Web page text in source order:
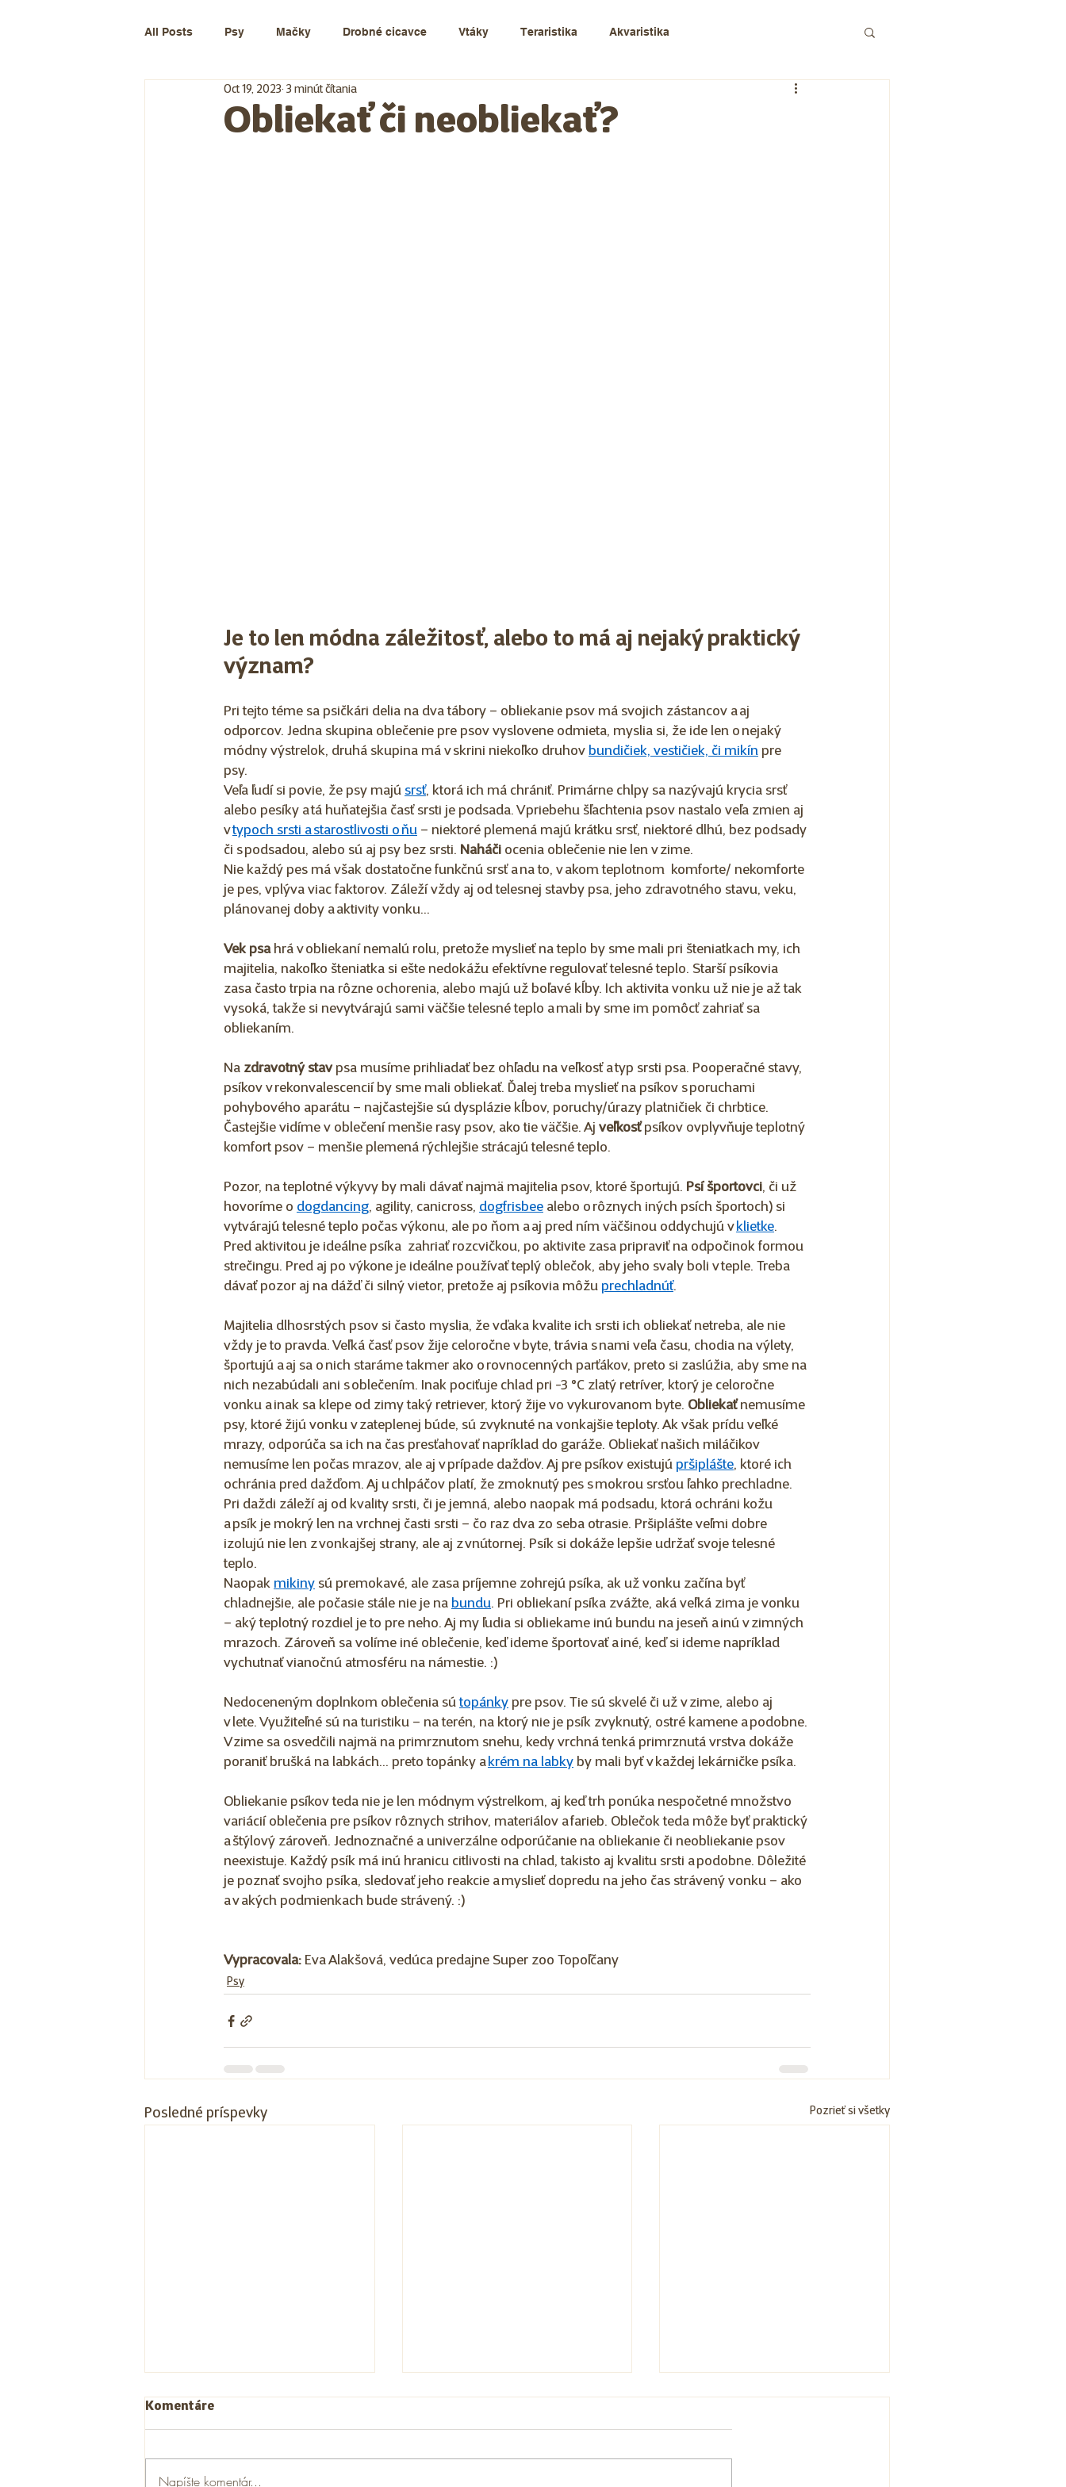
All Posts Psy Mačky Drobné cicavce Vtáky Teraristika Akvaristika
Obliekať či neobliekať?
Oct 19, 2023 3 minút čítania
Je to len módna záležitosť, alebo to má aj nejaký praktický
význam?
Pri tejto téme sa psičkári delia na dva tábory – obliekanie psov má svojich zástancov a aj
odporcov. Jedna skupina oblečenie pre psov vyslovene odmieta, myslia si, že ide len o nejaký
módny výstrelok, druhá skupina má v skrini niekoľko druhov bundičiek, vestičiek, či mikín pre
psy.
Veľa ľudí si povie, že psy majú srsť, ktorá ich má chrániť. Primárne chlpy sa nazývajú krycia srsť
alebo pesíky a tá huňatejšia časť srsti je podsada. V priebehu šľachtenia psov nastalo veľa zmien aj
v typoch srsti a starostlivosti o ňu – niektoré plemená majú krátku srsť, niektoré dlhú, bez podsady
či s podsadou, alebo sú aj psy bez srsti. Naháči ocenia oblečenie nie len v zime.
Nie každý pes má však dostatočne funkčnú srsť a na to, v akom teplotnom  komforte/ nekomforte
je pes, vplýva viac faktorov. Záleží vždy aj od telesnej stavby psa, jeho zdravotného stavu, veku,
plánovanej doby a aktivity vonku...
Vek psa hrá v obliekaní nemalú rolu, pretože myslieť na teplo by sme mali pri šteniatkach my, ich
majitelia, nakoľko šteniatka si ešte nedokážu efektívne regulovať telesné teplo. Starší psíkovia
zasa často trpia na rôzne ochorenia, alebo majú už boľavé kĺby. Ich aktivita vonku už nie je až tak
vysoká, takže si nevytvárajú sami väčšie telesné teplo a mali by sme im pomôcť zahriať sa
obliekaním.
Na zdravotný stav psa musíme prihliadať bez ohľadu na veľkosť a typ srsti psa. Pooperačné stavy,
psíkov v rekonvalescencií by sme mali obliekať. Ďalej treba myslieť na psíkov s poruchami
pohybového aparátu – najčastejšie sú dysplázie kĺbov, poruchy/úrazy platničiek či chrbtice.
Častejšie vidíme v oblečení menšie rasy psov, ako tie väčšie. Aj veľkosť psíkov ovplyvňuje teplotný
komfort psov – menšie plemená rýchlejšie strácajú telesné teplo.
Pozor, na teplotné výkyvy by mali dávať najmä majitelia psov, ktoré športujú. Psí športovci, či už
hovoríme o dogdancing, agility, canicross, dogfrisbee alebo o rôznych iných psích športoch) si
vytvárajú telesné teplo počas výkonu, ale po ňom a aj pred ním väčšinou oddychujú v klietke.
Pred aktivitou je ideálne psíka  zahriať rozcvičkou, po aktivite zasa pripraviť na odpočinok formou
strečingu. Pred aj po výkone je ideálne používať teplý oblečok, aby jeho svaly boli v teple. Treba
dávať pozor aj na dážď či silný vietor, pretože aj psíkovia môžu prechladnúť.
Majitelia dlhosrstých psov si často myslia, že vďaka kvalite ich srsti ich obliekať netreba, ale nie
vždy je to pravda. Veľká časť psov žije celoročne v byte, trávia s nami veľa času, chodia na výlety,
športujú a aj sa o nich staráme takmer ako o rovnocenných parťákov, preto si zaslúžia, aby sme na
nich nezabúdali ani s oblečením. Inak pociťuje chlad pri -3 °C zlatý retríver, ktorý je celoročne
vonku a inak sa klepe od zimy taký retriever, ktorý žije vo vykurovanom byte. Obliekať nemusíme
psy, ktoré žijú vonku v zateplenej búde, sú zvyknuté na vonkajšie teploty. Ak však prídu veľké
mrazy, odporúča sa ich na čas presťahovať napríklad do garáže. Obliekať našich miláčikov
nemusíme len počas mrazov, ale aj v prípade dažďov. Aj pre psíkov existujú pršiplášte, ktoré ich
ochránia pred dažďom. Aj u chlpáčov platí, že zmoknutý pes s mokrou srsťou ľahko prechladne.
Pri daždi záleží aj od kvality srsti, či je jemná, alebo naopak má podsadu, ktorá ochráni kožu
a psík je mokrý len na vrchnej časti srsti – čo raz dva zo seba otrasie. Pršiplášte veľmi dobre
izolujú nie len z vonkajšej strany, ale aj z vnútornej. Psík si dokáže lepšie udržať svoje telesné
teplo.
Naopak mikiny sú premokavé, ale zasa príjemne zohrejú psíka, ak už vonku začína byť
chladnejšie, ale počasie stále nie je na bundu. Pri obliekaní psíka zvážte, aká veľká zima je vonku
– aký teplotný rozdiel je to pre neho. Aj my ľudia si obliekame inú bundu na jeseň a inú v zimných
mrazoch. Zároveň sa volíme iné oblečenie, keď ideme športovať a iné, keď si ideme napríklad
vychutnať vianočnú atmosféru na námestie. :)
Nedoceneným doplnkom oblečenia sú topánky pre psov. Tie sú skvelé či už v zime, alebo aj
v lete. Využiteľné sú na turistiku – na terén, na ktorý nie je psík zvyknutý, ostré kamene a podobne.
V zime sa osvedčili najmä na primrznutom snehu, kedy vrchná tenká primrznutá vrstva dokáže
poraniť brušká na labkách... preto topánky a krém na labky by mali byť v každej lekárničke psíka.
Obliekanie psíkov teda nie je len módnym výstrelkom, aj keď trh ponúka nespočetné množstvo
variácií oblečenia pre psíkov rôznych strihov, materiálov a farieb. Oblečok teda môže byť praktický
a štýlový zároveň. Jednoznačné a univerzálne odporúčanie na obliekanie či neobliekanie psov
neexistuje. Každý psík má inú hranicu citlivosti na chlad, takisto aj kvalitu srsti a podobne. Dôležité
je poznať svojho psíka, sledovať jeho reakcie a myslieť dopredu na jeho čas strávený vonku – ako
a v akých podmienkach bude strávený. :)
Vypracovala: Eva Alakšová, vedúca predajne Super zoo Topoľčany
Psy
Posledné príspevky Pozrieť si všetky
Komentáre
Napíšte komentár...